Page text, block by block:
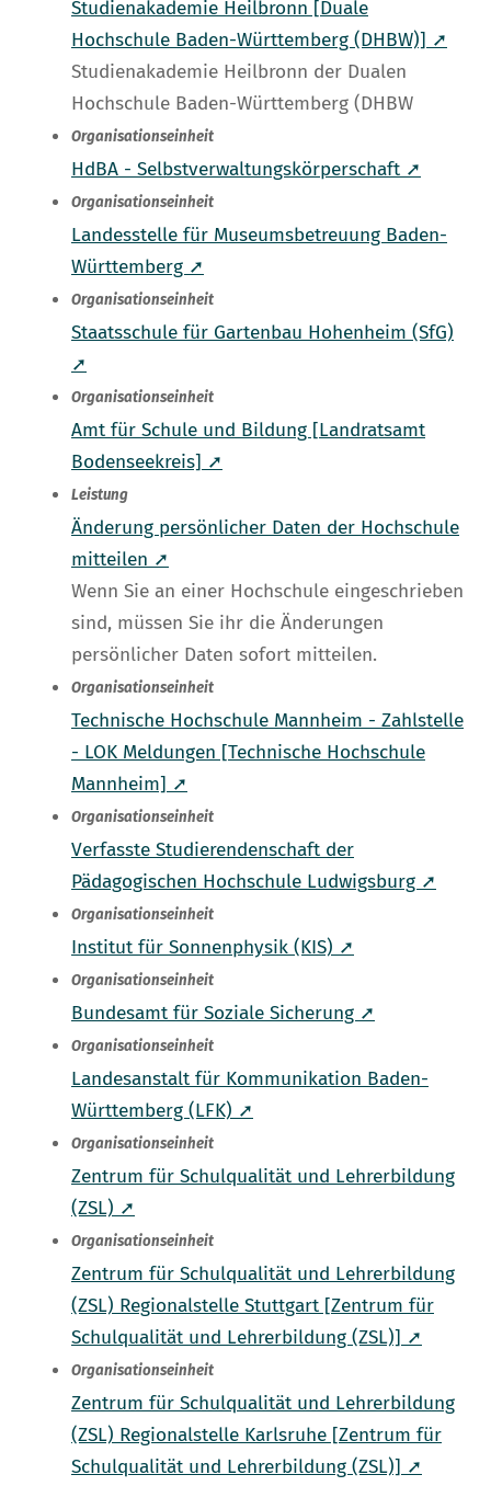
Studienakademie Heilbronn [Duale
Hochschule Baden-Württemberg (DHBW)] ➚
Studienakademie Heilbronn der Dualen
Hochschule Baden-Württemberg (DHBW
Organisationseinheit
HdBA - Selbstverwaltungskörperschaft ➚
Organisationseinheit
Landesstelle für Museumsbetreuung Baden-
Württemberg ➚
Organisationseinheit
Staatsschule für Gartenbau Hohenheim (SfG)
➚
Organisationseinheit
Amt für Schule und Bildung [Landratsamt
Bodenseekreis] ➚
Leistung
Änderung persönlicher Daten der Hochschule
mitteilen ➚
Wenn Sie an einer Hochschule eingeschrieben
sind, müssen Sie ihr die Änderungen
persönlicher Daten sofort mitteilen.
Organisationseinheit
Technische Hochschule Mannheim - Zahlstelle
- LOK Meldungen [Technische Hochschule
Mannheim] ➚
Organisationseinheit
Verfasste Studierendenschaft der
Pädagogischen Hochschule Ludwigsburg ➚
Organisationseinheit
Institut für Sonnenphysik (KIS) ➚
Organisationseinheit
Bundesamt für Soziale Sicherung ➚
Organisationseinheit
Landesanstalt für Kommunikation Baden-
Württemberg (LFK) ➚
Organisationseinheit
Zentrum für Schulqualität und Lehrerbildung
(ZSL) ➚
Organisationseinheit
Zentrum für Schulqualität und Lehrerbildung
(ZSL) Regionalstelle Stuttgart [Zentrum für
Schulqualität und Lehrerbildung (ZSL)] ➚
Organisationseinheit
Zentrum für Schulqualität und Lehrerbildung
(ZSL) Regionalstelle Karlsruhe [Zentrum für
Schulqualität und Lehrerbildung (ZSL)] ➚